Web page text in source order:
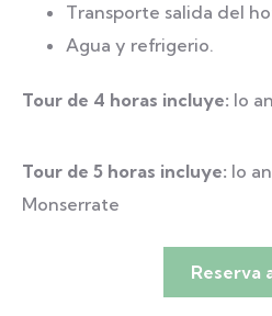
Transporte salida del
Agua y refrigerio.
Tour de 4 horas incluye: lo
Tour de 5 horas incluye: lo
Monserrate
Reserva